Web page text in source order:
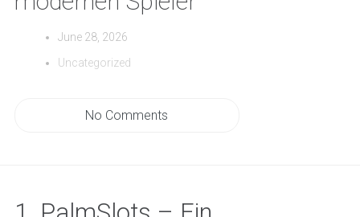
June 28, 2026
Uncategorized
No Comments